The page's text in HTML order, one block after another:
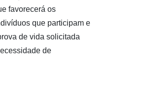
favorecerá os
que participam e
de vida solicitada
de